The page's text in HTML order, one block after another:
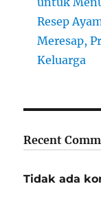
Resep
Meresap,
Keluarga
Recent
Tidak ada